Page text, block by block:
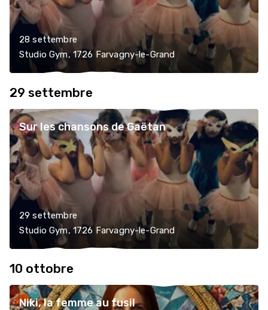
28 settembre
Studio Gym, 1726 Farvagny-le-Grand
29 settembre
Sur les chansons de Gaëtan
29 settembre
Studio Gym, 1726 Farvagny-le-Grand
10 ottobre
Niki, la femme au fusil